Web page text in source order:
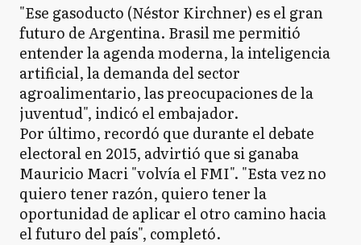
"Ese gasoducto (Néstor Kirchner) es el gran
futuro de Argentina. Brasil me permitió
entender la agenda moderna, la inteligencia
artificial, la demanda del sector
agroalimentario, las preocupaciones de la
juventud", indicó el embajador.
Por último, recordó que durante el debate
electoral en 2015, advirtió que si ganaba
Mauricio Macri "volvía el FMI". "Esta vez no
quiero tener razón, quiero tener la
oportunidad de aplicar el otro camino hacia
el futuro del país", completó.